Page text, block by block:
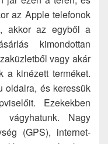
az Apple telefonok
akkor az egyből a
kimondottan
vagy akár
a kinézett terméket.
oldalra, és keressük
Ezekekben
Nagy
(GPS), internet-